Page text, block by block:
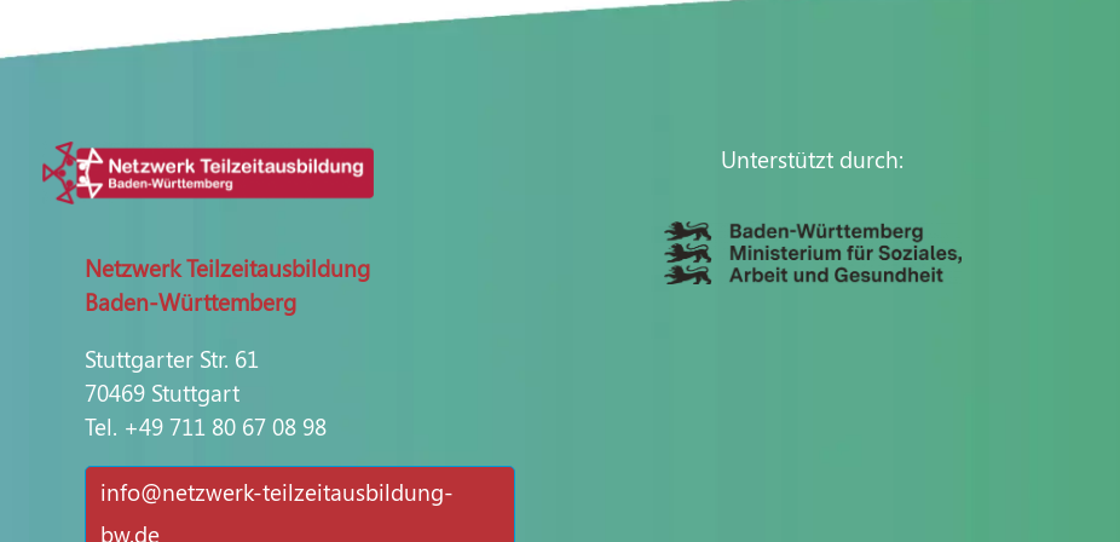
Netzwerk Teilzeitausbildung
Baden-Württemberg
Stuttgarter Str. 61
70469 Stuttgart
Tel. +49 711 80 67 08 98
nf n tzw rk-t lz t sb ld ng-
bwd
Unterstützt durch: